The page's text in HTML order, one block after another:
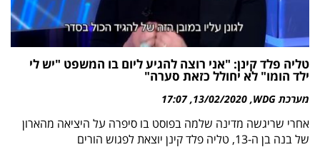
טליה פלד קינן: "אני רוצה להגיע ליום בו המשפט "יש לי
ילד הומו" לא יחולל כזאת סערה"
מערכת WDG 13/02/2020
17:07
אחרי שריגשה מדינה שלמה בפוסט בו סיפרה על היציאה מהארון
של בנה בן ה-13, טליה פלד קינן יוצאת לפגוש הורים